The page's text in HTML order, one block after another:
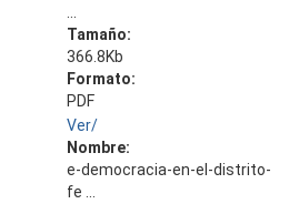
Tamaño:
366.8Kb
Formato:
PDF
Ver/
Nombre:
e-democracia-en-el-distrito-
fe ...